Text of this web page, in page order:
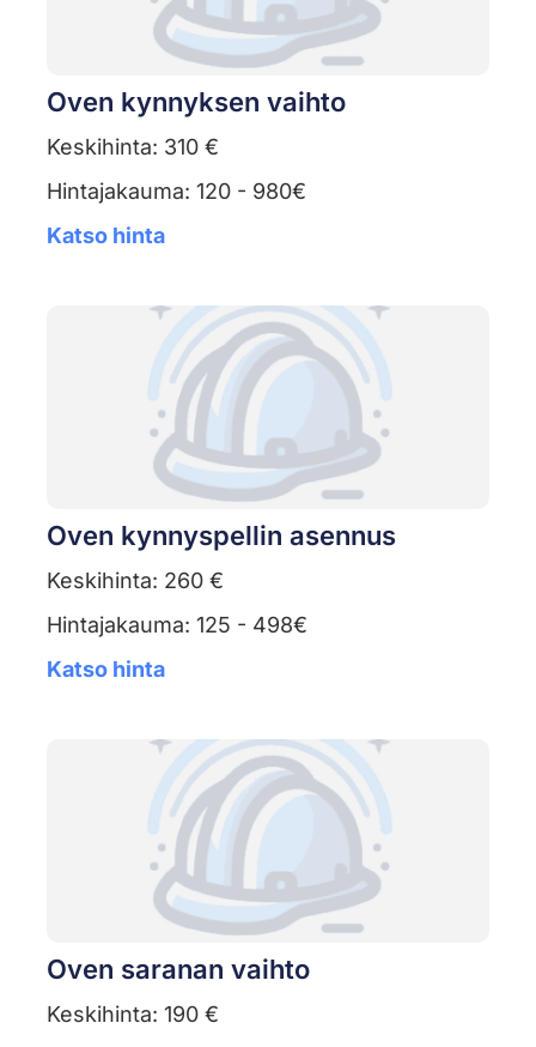
Oven kynnyksen vaihto
Keskihinta: 310 €
Hintajakauma: 120 - 980€
Katso hinta
Oven kynnyspellin asennus
Keskihinta: 260 €
Hintajakauma: 125 - 498€
Katso hinta
Oven saranan vaihto
Keskihinta: 190 €